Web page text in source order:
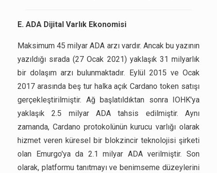
E. ADA Dijital Varlık Ekonomisi
Maksimum 45 milyar ADA arzı vardır. Ancak bu yazının
yazıldığı sırada (27 Ocak 2021) yaklaşık 31 milyarlık
bir dolaşım arzı bulunmaktadır. Eylül 2015 ve Ocak
2017 arasında beş tur halka açık Cardano token satışı
gerçekleştirilmiştir. Ağ başlatıldıktan sonra IOHK'ya
yaklaşık 2.5 milyar ADA tahsis edilmiştir. Aynı
zamanda, Cardano protokolünün kurucu varlığı olarak
hizmet veren küresel bir blokzincir teknolojisi şirketi
olan Emurgo'ya da 2.1 milyar ADA verilmiştir. Son
olarak, platformu tanıtmayı ve benimseme düzeylerini